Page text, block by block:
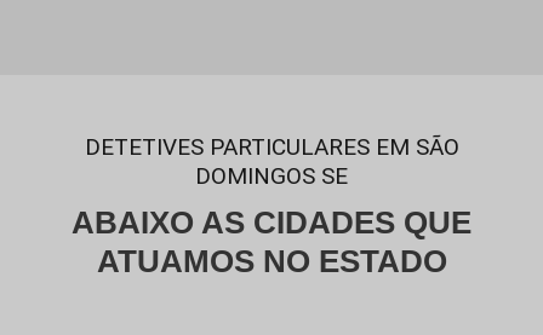
DETETIVES PARTICULARES EM SÃO
DOMINGOS SE
ABAIXO AS CIDADES QUE
ATUAMOS NO ESTADO